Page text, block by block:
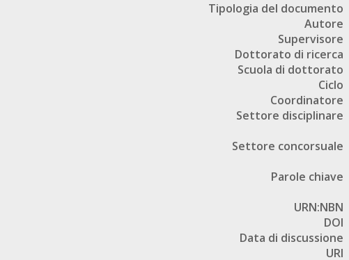
Tipologia del documento
Autore
Supervisore
Dottorato di ricerca
Scuola di dottorato
Ciclo
Coordinatore
Settore disciplinare
Settore concorsuale
Parole chiave
URN:NBN
DOI
Data di discussione
URI